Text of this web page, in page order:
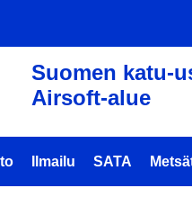
Suomen katu-
Airsoft-alue
Ilmailu SATA